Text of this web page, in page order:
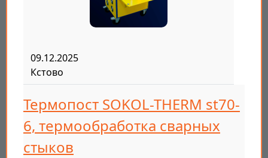
09.12.2025
Кстово
Термопост SOKOL-THERM st70-
6, термообработка сварных
стыков